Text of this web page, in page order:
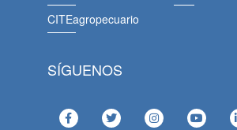
CITEagropecuario
SÍGUENOS